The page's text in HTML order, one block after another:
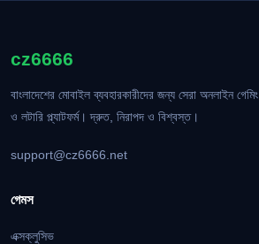
cz6666
বাংলাদেশের মোবাইল ব্যবহারকারীদের জন্য সেরা অনলাইন গেমিং
ও লটারি প্ল্যাটফর্ম। দ্রুত, নিরাপদ ও বিশ্বস্ত।
support@cz6666.net
গেমস
এক্সক্লুসিভ